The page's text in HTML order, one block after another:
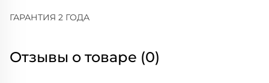
ГАРАНТИЯ 2 ГОДА
Отзывы о товаре (0)